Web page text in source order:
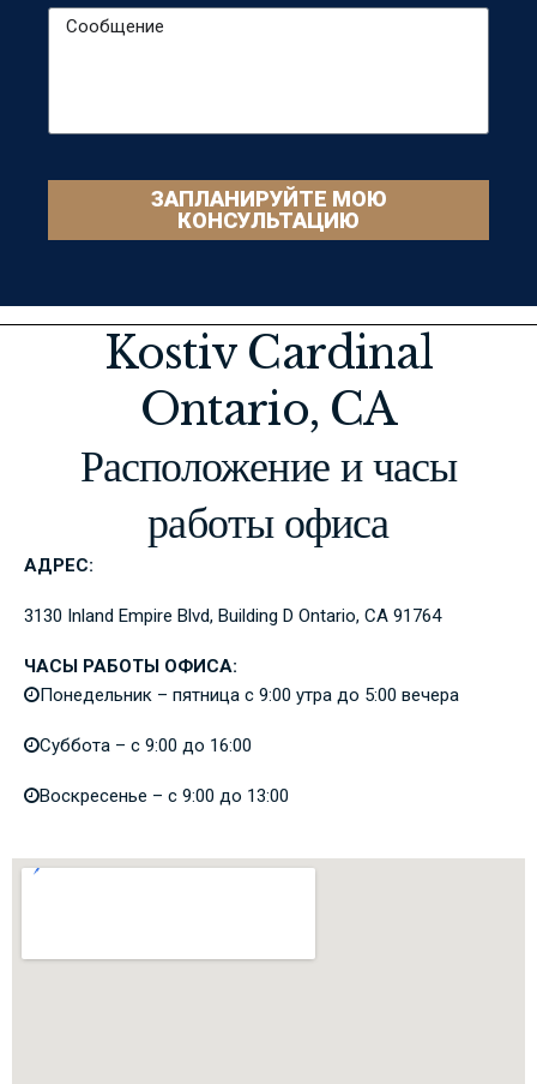
ЗАПЛАНИРУЙТЕ МОЮ
КОНСУЛЬТАЦИЮ
Kostiv Cardinal
Ontario, CA
Расположение и часы
работы офиса
АДРЕС:
3130 Inland Empire Blvd, Building D Ontario, CA 91764
ЧАСЫ РАБОТЫ ОФИСА:
Понедельник – пятница с 9:00 утра до 5:00 вечера
Суббота – с 9:00 до 16:00
Воскресенье – с 9:00 до 13:00